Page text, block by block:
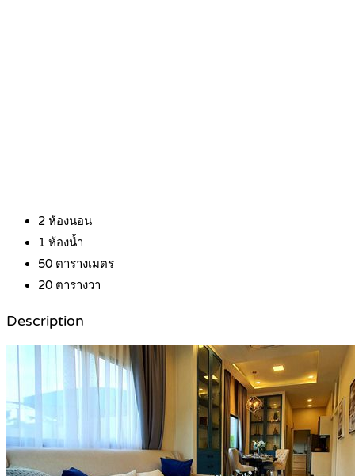
2 ห้องนอน
1 ห้องน้ำ
50 ตารางเมตร
20 ตารางวา
Description